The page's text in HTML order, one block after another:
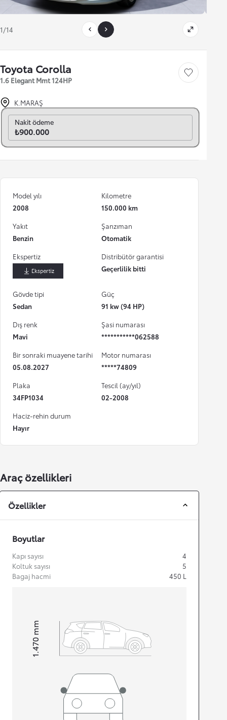
1/14
Toyota Corolla
1.6 Elegant Mmt 124HP
Save car
K.MARAŞ
Nakit ödeme
₺900.000
Model yılı
2008
Kilometre
150.000 km
Yakıt
Benzin
Şanzıman
Otomatik
Ekspertiz
İndir
Distribütör garantisi
Geçerlilik bitti
Gövde tipi
Sedan
Güç
91 kw (94 HP)
Dış renk
Mavi
Şasi numarası
***********062588
Bir sonraki muayene tarihi
05.08.2027
Motor numarası
*****74809
Plaka
34FP1034
Tescil (ay/yıl)
02-2008
Haciz-rehin durum
Hayır
Araç özellikleri
Özellikler
Boyutlar
Kapı sayısı
4
Koltuk sayısı
5
Bagaj hacmi
450 L
Height1.470
mm